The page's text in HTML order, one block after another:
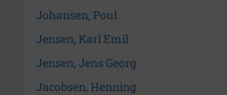
Johansen, Poul
Jensen, Karl Emil
Jensen, Jens Georg
Jacobsen, Henning